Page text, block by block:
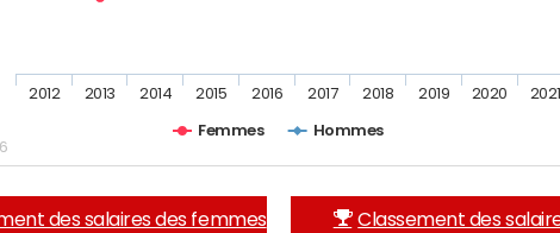
Femmes Hommes
2012 2013 2014 2015 2016 2017 2018 2019 2020 2021
des salaires des femmes
Classement des